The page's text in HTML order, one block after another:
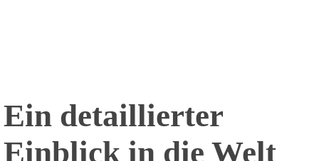
Ein detaillierter
Einblick in die Welt